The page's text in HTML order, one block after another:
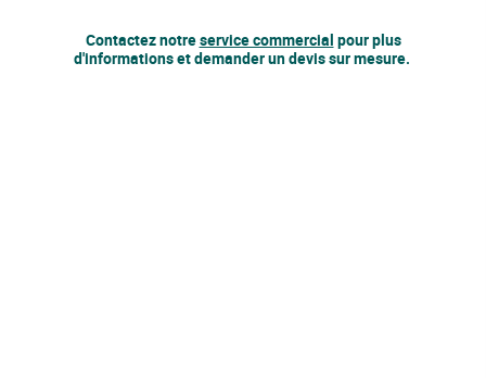
Contactez notreservice commercial pour plus
d'informations et demander un devis sur mesure.